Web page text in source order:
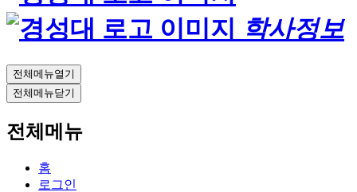
학사정보
전체메뉴열기
전체메뉴닫기
전체메뉴
홈
로그인